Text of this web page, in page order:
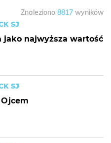
Znaleziono 8817 wyników
SJ
jako najwyższa wartość
SJ